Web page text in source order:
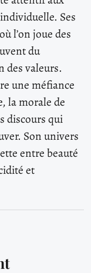
Ses
l’on joue des
du
des valeurs.
une méfiance
la morale de
discours qui
Son univers
entre beauté
et